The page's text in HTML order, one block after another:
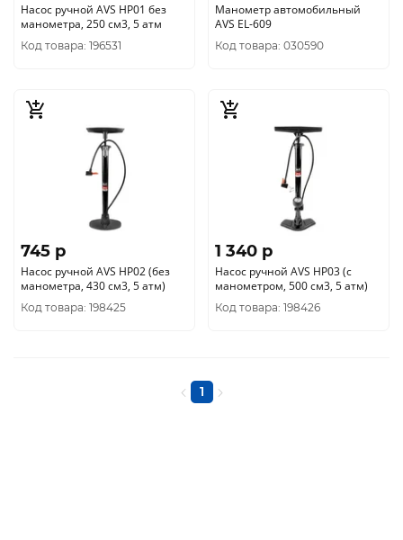
Насос ручной AVS HP01 без
манометра, 250 см3, 5 атм
Код товара: 196531
Манометр автомобильный
AVS EL-609
Код товара: 030590
745 p
Насос ручной AVS HP02 (без
манометра, 430 см3, 5 атм)
Код товара: 198425
1 340 p
Насос ручной AVS HP03 (с
манометром, 500 см3, 5 атм)
Код товара: 198426
1